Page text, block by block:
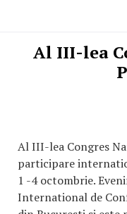
Al III-lea
Al III-lea Congres
participare
1 -4 octombrie.
International de